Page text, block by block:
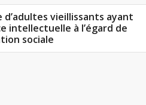
d’adultes vieillissants ayant
intellectuelle à l’égard de
sociale